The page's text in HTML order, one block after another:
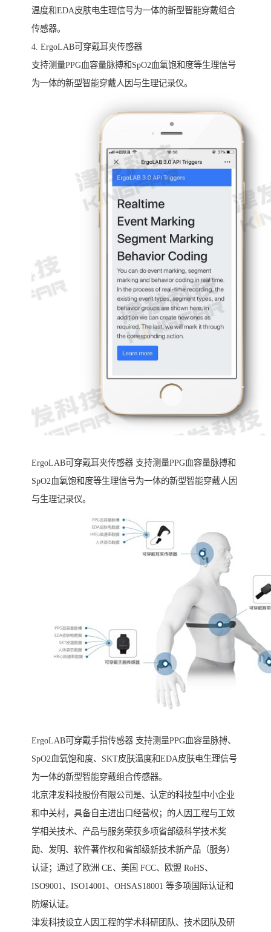
温度和EDA皮肤电生理信号为一体的新型智能穿戴组合
传感器。
4. ErgoLAB可穿戴耳夹传感器
支持测量PPG血容量脉搏和SpO2血氧饱和度等生理信号
为一体的新型智能穿戴人因与生理记录仪。
ErgoLAB可穿戴耳夹传感器 支持测量PPG血容量脉搏和
SpO2血氧饱和度等生理信号为一体的新型智能穿戴人因
与生理记录仪。
ErgoLAB可穿戴手指传感器 支持测量PPG血容量脉搏、
SpO2血氧饱和度、SKT皮肤温度和EDA皮肤电生理信号
为一体的新型智能穿戴组合传感器。
北京津发科技股份有限公司是、认定的科技型中小企业
和中关村，具备自主进出口经营权；的人因工程与工效
学相关技术、产品与服务荣获多项省部级科学技术奖
励、发明、软件著作权和省部级新技术新产品（服务）
认证；通过了欧洲 CE、美国 FCC、欧盟 RoHS、
ISO9001、ISO14001、OHSAS18001 等多项国际认证和
防爆认证。
津发科技设立人因工程的学术科研团队、技术团队及研